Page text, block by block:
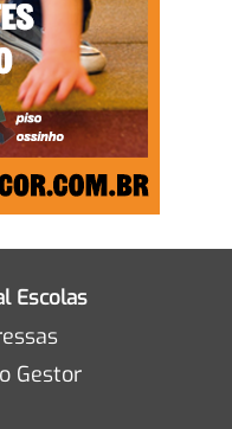
Escolas
Gestor